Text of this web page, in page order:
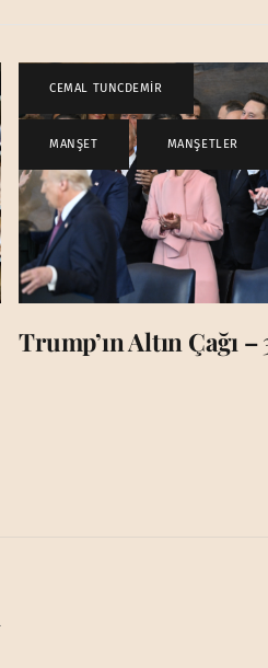
CEMAL TUNCDEMİR
MANŞET , MANŞETLER
Trump’ın Altın Çağı –